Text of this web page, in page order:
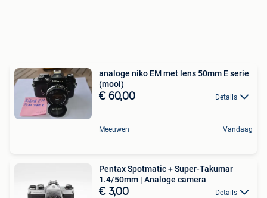
analoge niko EM met lens 50mm E serie
(mooi)
€ 60,00 Details
Meeuwen Vandaag
Pentax Spotmatic + Super-Takumar
1.4/50mm | Analoge camera
€ 3,00 Details